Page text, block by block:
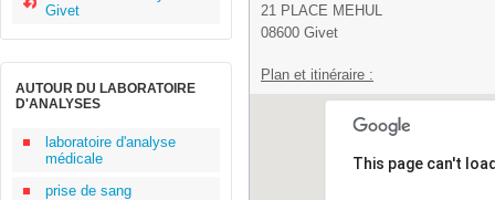
Givet
AUTOUR DU LABORATOIRE
D'ANALYSES
laboratoire d'analyse
médicale
prise de sang
21 PLACE MEHUL
08600 Givet
Plan et itinéraire :
This page can't